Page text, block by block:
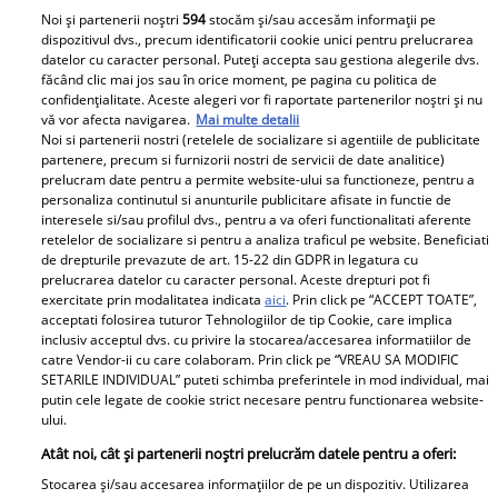
Urmărește-ne pe Facebook Like
Pariază responsabil! Decizia ONJN nr. 821/25.09.2025.
Jocurile de noroc sunt interzise minorilor.
Despre Unica.ro
Publicitate
Echipa Unica.ro
Contact
Știri
GSP
Avantaje
Viva
Noi și partenerii noștri594stocăm și/sau accesăm informații pe
dispozitivul dvs., precum identificatorii cookie unici pentru prelucrarea
datelor cu caracter personal. Puteți accepta sau gestiona alegerile dvs.
făcând clic mai jos sau în orice moment, pe pagina cu politica de
confidențialitate. Aceste alegeri vor fi raportate partenerilor noștri și nu
vă vor afecta navigarea. Mai multe detalii
Noi si partenerii nostri (retelele de socializare si agentiile de publicitate
partenere, precum si furnizorii nostri de servicii de date analitice)
prelucram date pentru a permite website-ului sa functioneze, pentru a
personaliza continutul si anunturile publicitare afisate in functie de
interesele si/sau profilul dvs., pentru a va oferi functionalitati aferente
retelelor de socializare si pentru a analiza traficul pe website. Beneficiati
de drepturile prevazute de art. 15-22 din GDPR in legatura cu
prelucrarea datelor cu caracter personal. Aceste drepturi pot fi
exercitate prin modalitatea indicataaici. Prin click pe “ACCEPT TOATE”,
acceptati folosirea tuturor Tehnologiilor de tip Cookie, care implica
inclusiv acceptul dvs. cu privire la stocarea/accesarea informatiilor de
catre Vendor-ii cu care colaboram. Prin click pe “VREAU SA MODIFIC
SETARILE INDIVIDUAL” puteti schimba preferintele in mod individual, mai
putin cele legate de cookie strict necesare pentru functionarea website-
ului.
Atât noi, cât și partenerii noștri prelucrăm datele pentru a oferi:
Stocarea și/sau accesarea informațiilor de pe un dispozitiv. Utilizarea